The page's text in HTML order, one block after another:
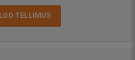
LOO TELLIMUS